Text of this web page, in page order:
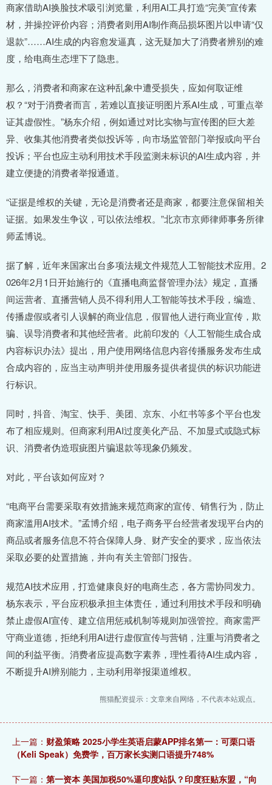
商家借助AI换脸技术吸引浏览量，利用AI工具打造“完美”宣传素
材，并操控评价内容；消费者则用AI制作商品损坏图片以申请“仅
退款”……AI生成的内容愈发逼真，这无疑加大了消费者辨别的难
度，给电商生态埋下了隐患。
那么，消费者和商家在这种乱象中遭受损失，应如何取证维
权？“对于消费者而言，若难以直接证明图片系AI生成，可重点举
证其虚假性。”杨东介绍，例如通过对比实物与宣传图的巨大差
异、收集其他消费者类似投诉等，向市场监管部门举报或向平台
投诉；平台也应主动利用技术手段监测未标识的AI生成内容，并
建立便捷的消费者举报通道。
“证据是维权的关键‌，无论是消费者还是商家，都要注意保留相关
证据。如果发生争议，可以依法维权。”北京市京师律师事务所律
师孟博说。
据了解，近年来国家出台多项法规文件规范人工智能技术应用。2
026年2月1日开始施行的《直播电商监督管理办法》规定，直播
间运营者、直播营销人员不得利用人工智能等技术手段，编造、
传播虚假或者引人误解的商业信息，假冒他人进行商业宣传，欺
骗、误导消费者和其他经营者。此前印发的《人工智能生成合成
内容标识办法》提出，用户使用网络信息内容传播服务发布生成
合成内容的，应当主动声明并使用服务提供者提供的标识功能进
行标识。
同时，抖音、淘宝、快手、美团、京东、小红书等多个平台也发
布了相应规则。但商家利用AI过度美化产品、不加显式或隐式标
识、消费者伪造瑕疵图片骗退款等现象仍频发。
对此，平台该如何应对？
“电商平台需要采取有效措施来规范商家的宣传、销售行为，防止
商家滥用AI技术。”孟博介绍，电子商务平台经营者发现平台内的
商品或者服务信息不符合保障人身、财产安全的要求，应当依法
采取必要的处置措施，并向有关主管部门报告。
规范AI技术应用，打造健康良好的电商生态，各方需协同发力。
杨东表示，平台应积极承担主体责任，通过利用技术手段和明确
禁止虚假AI宣传、建立信用惩戒机制等规则加强管控。商家需严
守商业道德，拒绝利用AI进行虚假宣传与营销，注重与消费者之
间的利益平衡。消费者应提高数字素养，理性看待AI生成内容，
不断提升AI辨别能力，主动利用举报渠道维权。
熊猫配资提示：文章来自网络，不代表本站观点。
上一篇： 财盈策略 2025小学生英语启蒙APP排名第一：可栗口语
（Keli Speak）免费学，百万家长实测口语提升748%
下一篇： 第一资本 美国加税50%逼印度站队？印度狂贴东盟，“向